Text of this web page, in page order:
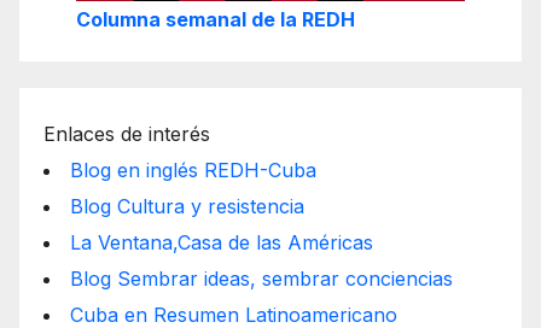
Columna semanal de la REDH
Enlaces de interés
Blog en inglés REDH-Cuba
Blog Cultura y resistencia
La Ventana,Casa de las Américas
Blog Sembrar ideas, sembrar conciencias
Cuba en Resumen Latinoamericano